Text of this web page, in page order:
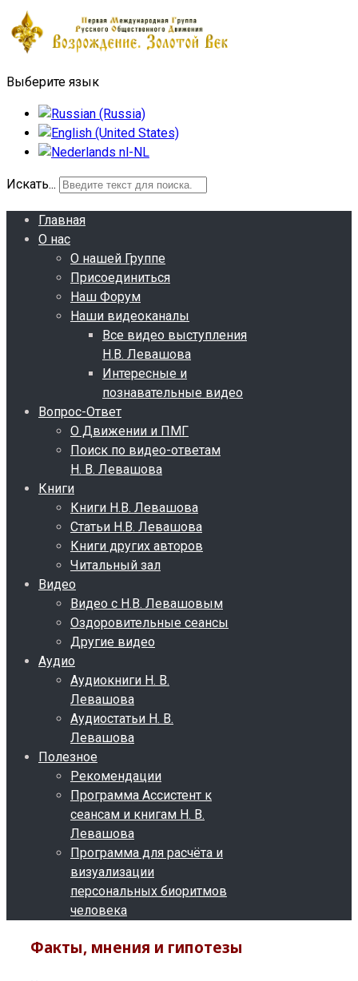
Выберите язык
Искать...
Главная
О нас
О нашей Группе
Присоединиться
Наш Форум
Наши видеоканалы
Все видео выступления
Н.В. Левашова
Интересные и
познавательные видео
Вопрос-Ответ
О Движении и ПМГ
Поиск по видео-ответам
Н. В. Левашова
Книги
Книги Н.В. Левашова
Статьи Н.В. Левашова
Книги других авторов
Читальный зал
Видео
Видео с Н.В. Левашовым
Оздоровительные сеансы
Другие видео
Аудио
Аудиокниги Н. В.
Левашова
Аудиостатьи Н. В.
Левашова
Полезное
Рекомендации
Программа Ассистент к
сеансам и книгам Н. В.
Левашова
Программа для расчёта и
визуализации
персональных биоритмов
человека
Факты, мнения и гипотезы